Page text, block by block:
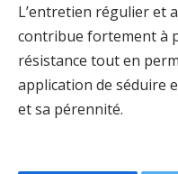
L’entretien régulier et
contribue fortement à
résistance tout en
application de séduire
et sa pérennité.